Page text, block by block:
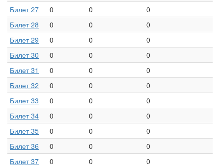
Билет 27
0 0
0
Билет 28
0 0
0
Билет 29
0 0
0
Билет 30
0 0
0
Билет 31
0 0
0
Билет 32
0 0
0
Билет 33
0 0
0
Билет 34
0 0
0
Билет 35
0 0
0
Билет 36
0 0
0
Билет 37
0 0
0